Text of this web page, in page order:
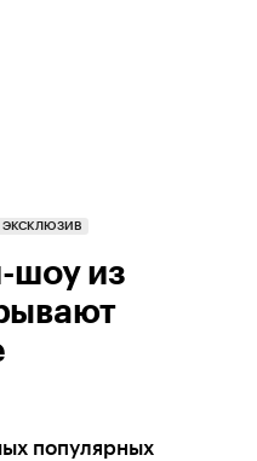
ЭКСКЛЮЗИВ
шоу из
популярных